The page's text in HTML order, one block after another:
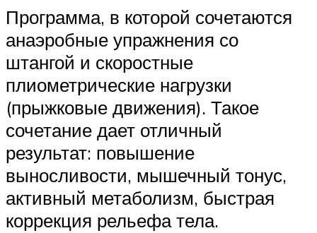
Программа, в которой сочетаются
анаэробные упражнения со
штангой и скоростные
плиометрические нагрузки
(прыжковые движения). Такое
сочетание дает отличный
результат: повышение
выносливости, мышечный тонус,
активный метаболизм, быстрая
коррекция рельефа тела.